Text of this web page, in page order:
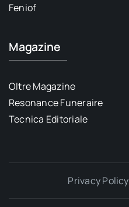
Feniof
Magazine
Oltre Magazine
Resonance Funeraire
Tecnica Editoriale
Privacy Policy